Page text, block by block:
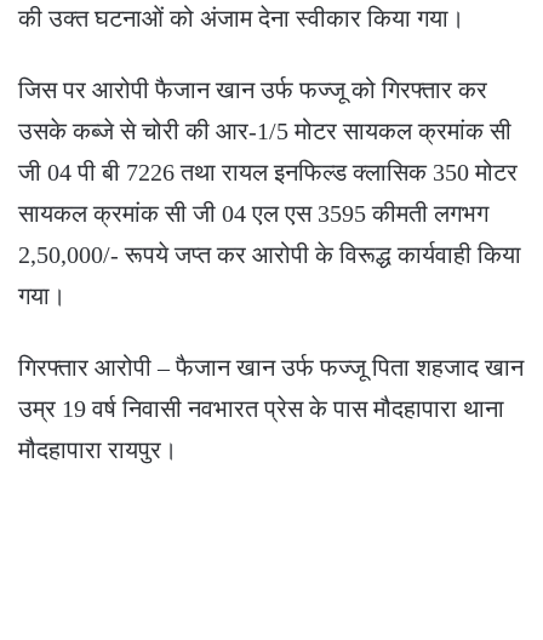
की उक्त घटनाओं को अंजाम देना स्वीकार किया गया।
जिस पर आरोपी फैजान खान उर्फ फज्जू को गिरफ्तार कर
उसके कब्जे से चोरी की आर-1/5 मोटर सायकल क्रमांक सी
जी 04 पी बी 7226 तथा रायल इनफिल्ड क्लासिक 350 मोटर
सायकल क्रमांक सी जी 04 एल एस 3595 कीमती लगभग
2,50,000/- रूपये जप्त कर आरोपी के विरूद्ध कार्यवाही किया
गया।
गिरफ्तार आरोपी – फैजान खान उर्फ फज्जू पिता शहजाद खान
उम्र 19 वर्ष निवासी नवभारत प्रेस के पास मौदहापारा थाना
मौदहापारा रायपुर।